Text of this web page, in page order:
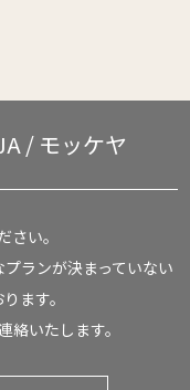
/ モッケヤ
さい。
ランが決まっていない
ます。
いたします。